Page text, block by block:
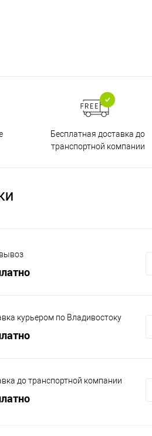
Бесплатная доставка до
транспортной компании
курьером по Владивостоку
до транспортной компании